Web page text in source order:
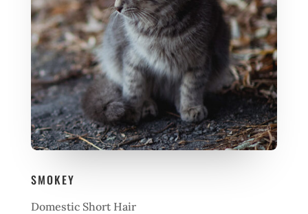
SMOKEY
Domestic Short Hair